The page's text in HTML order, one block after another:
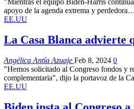
apoyo de la agenda extrema y
EE.UU
La Casa Blanca advierte
Angélica Antía Azuaje Feb 8, 2024 0
"Hemos solicitado al Congreso fondos y
complementaria", dijo la portavoz de la
EE.UU